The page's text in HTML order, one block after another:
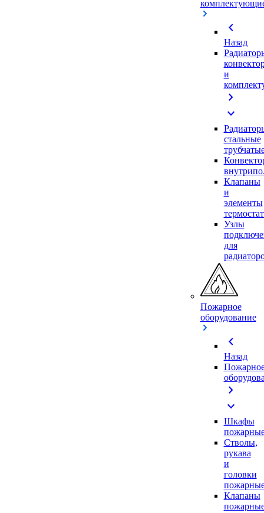
chevron_left
Назад
и
chevron_right
expand_more
стальные
Клапаны
и
элементы
Узлы
для
Пожарное
оборудование
chevron_left
Назад
chevron_right
expand_more
Шкафы
Стволы,
рукава
и
головки
Клапаны